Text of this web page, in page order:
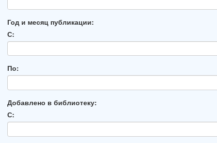
Год и месяц публикации:
С:
По:
Добавлено в библиотеку:
С: